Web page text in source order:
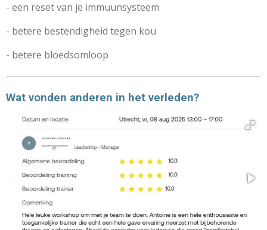
- een reset van je immuunsysteem
- betere bestendigheid tegen kou
- betere bloedsomloop
Wat vonden anderen in het verleden?